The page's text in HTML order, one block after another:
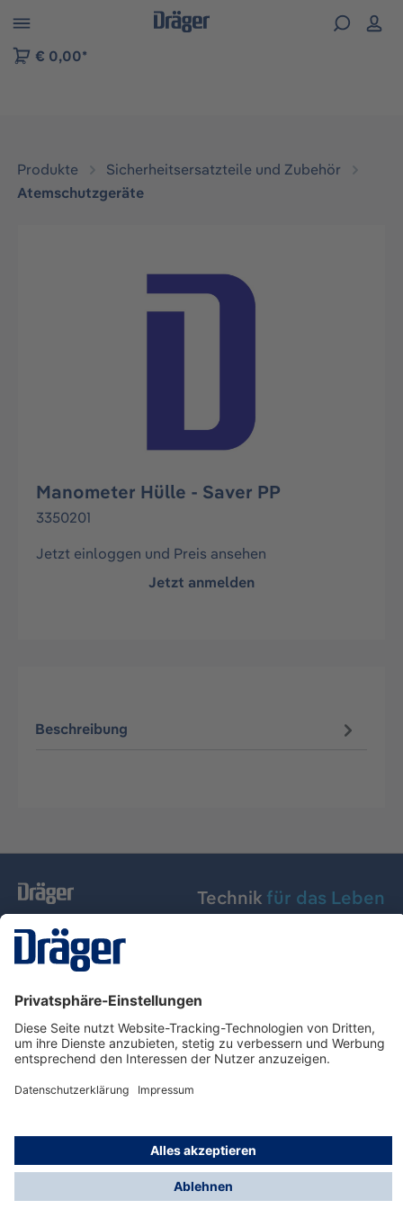
der B2B-Plattform springen
€ 0,00*
Produkte
Sicherheitsersatzteile und Zubehör
Atemschutzgeräte
Bildergalerie überspringen
Manometer Hülle - Saver PP
3350201
Jetzt einloggen und Preis ansehen
Jetzt anmelden
Beschreibung
Technik für das Leben
Dräger Austria GmbH
Über Dräger
Informationen
© Dräger Austria GmbH, 2024
* Alle Preise exkl. gesetzl. Mehrwertsteuer zzgl.
Versandkosten und ggf. Nachnahmegebühren, wenn